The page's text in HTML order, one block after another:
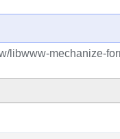
libwww-mechanize-